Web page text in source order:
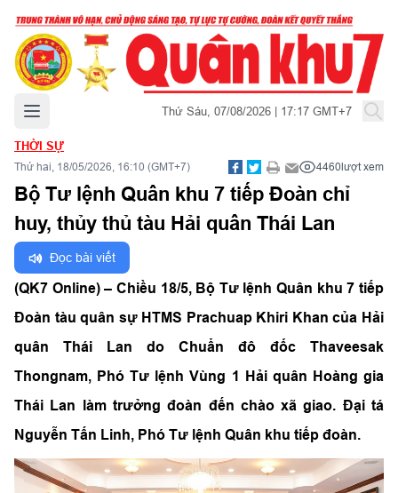
Mở menu chính Thứ Sáu, 07/08/2026 | 17:17 GMT+7
THỜI SỰ
Thứ hai, 18/05/2026, 16:10 (GMT+7) 4460lượt xem
Bộ Tư lệnh Quân khu 7 tiếp Đoàn chỉ
huy, thủy thủ tàu Hải quân Thái Lan
Đọc bài viết
(QK7 Online) – Chiều 18/5, Bộ Tư lệnh Quân khu 7 tiếp
Đoàn tàu quân sự HTMS Prachuap Khiri Khan của Hải
quân Thái Lan do Chuẩn đô đốc Thaveesak
Thongnam, Phó Tư lệnh Vùng 1 Hải quân Hoàng gia
Thái Lan làm trưởng đoàn đến chào xã giao. Đại tá
Nguyễn Tấn Linh, Phó Tư lệnh Quân khu tiếp đoàn.